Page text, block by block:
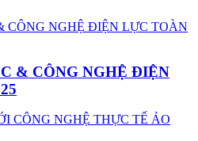
& CÔNG NGHỆ ĐIỆN